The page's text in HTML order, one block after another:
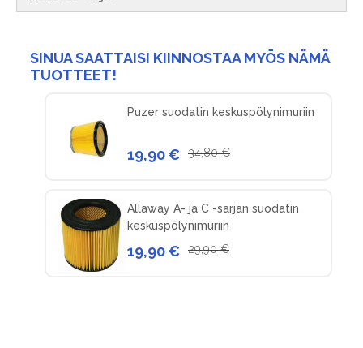
SINUA SAATTAISI KIINNOSTAA MYÖS NÄMÄ
TUOTTEET!
Puzer suodatin keskuspölynimuriin
19,90 € 34,80 €
Allaway A- ja C -sarjan suodatin
keskuspölynimuriin
19,90 € 29,90 €